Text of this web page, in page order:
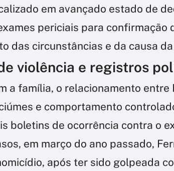
em avançado estado de
periciais para confirmação
das circunstâncias e da causa
violência e registros
a família, o relacionamento entre
e comportamento
boletins de ocorrência contra o
em março do ano passado,
após ter sido golpeada